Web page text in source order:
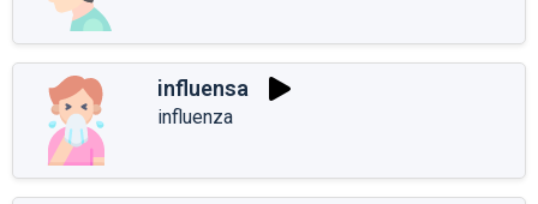
influensa
influenza